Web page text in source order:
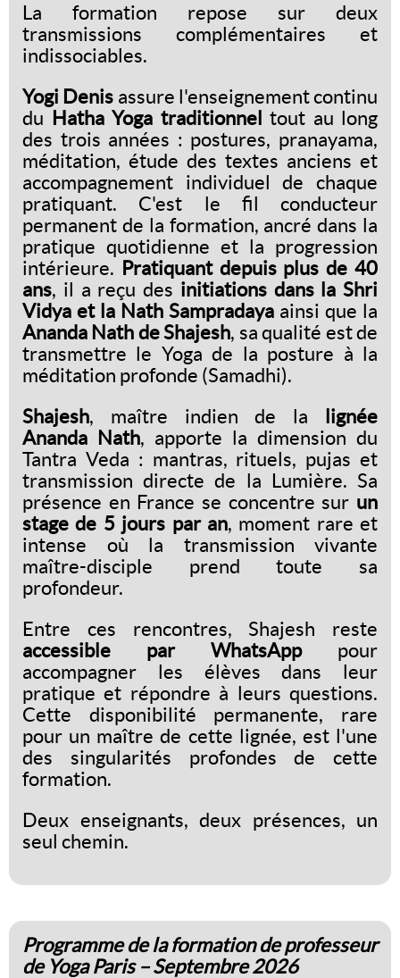
La formation repose sur deux
transmissions complémentaires et
indissociables.
Yogi Denis assure l'enseignement continu
du Hatha Yoga traditionnel tout au long
des trois années : postures, pranayama,
méditation, étude des textes anciens et
accompagnement individuel de chaque
pratiquant. C'est le fil conducteur
permanent de la formation, ancré dans la
pratique quotidienne et la progression
intérieure. Pratiquant depuis plus de 40
ans, il a reçu des initiations dans la Shri
Vidya et la Nath Sampradaya ainsi que la
Ananda Nath de Shajesh, sa qualité est de
transmettre le Yoga de la posture à la
méditation profonde (Samadhi).
Shajesh, maître indien de la
lignée
Ananda Nath, apporte la dimension du
Tantra Veda : mantras, rituels, pujas et
transmission directe de la Lumière. Sa
présence en France se concentre sur un
stage de 5 jours par an, moment rare et
intense où la transmission vivante
maître-disciple prend toute sa
profondeur.
Entre ces rencontres, Shajesh reste
accessible par WhatsApppour
accompagner les élèves dans leur
pratique et répondre à leurs questions.
Cette disponibilité permanente, rare
pour un maître de cette lignée, est l'une
des singularités profondes de cette
formation.
Deux enseignants, deux présences, un
seul chemin.
Programme de la formation de professeur
de Yoga Paris – Septembre 2026